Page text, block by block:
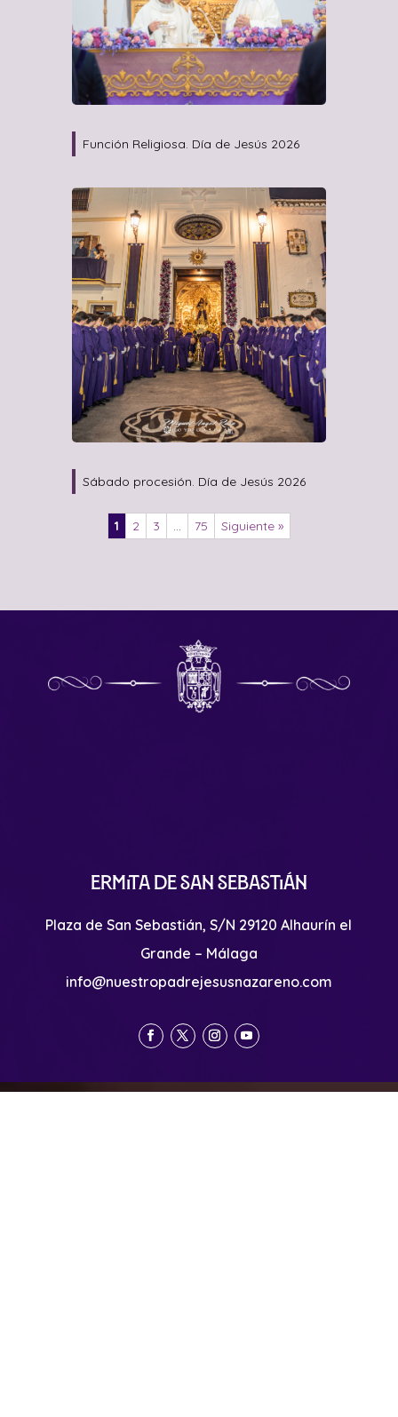
Función Religiosa. Día de Jesús 2026
Sábado procesión. Día de Jesús 2026
1 2 3 … 75 Siguiente »
Ermita de San Sebastián
Plaza de San Sebastián, S/N 29120 Alhaurín el
Grande – Málaga
info@nuestropadrejesusnazareno.com